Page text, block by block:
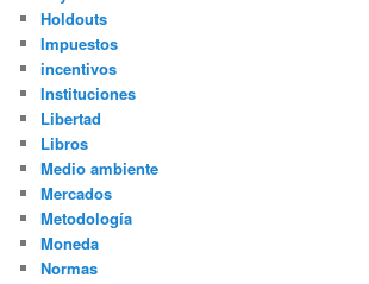
Holdouts
Impuestos
incentivos
Instituciones
Libertad
Libros
Medio ambiente
Mercados
Metodología
Moneda
Normas